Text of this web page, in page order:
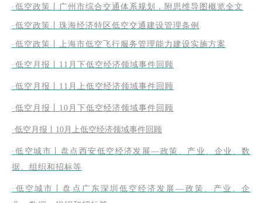
·低空政策丨广州市综合交通体系规划，附思维导图概览全文
·低空政策丨珠海经济特区低空交通建设管理条例
·低空政策丨上海市低空飞行服务管理能力建设实施方案
·低空月报丨11月下低空经济领域事件回顾
·低空月报丨11月上低空经济领域事件回顾
·低空月报丨10月下低空经济领域事件回顾
·低空月报丨10月上低空经济领域事件回顾
·低空城市丨盘点西安低空经济发展—政策、产业、企业、数
据、组织和招标等
· 低空城市丨 盘点广东深圳低空经济发展—政策、产业、企